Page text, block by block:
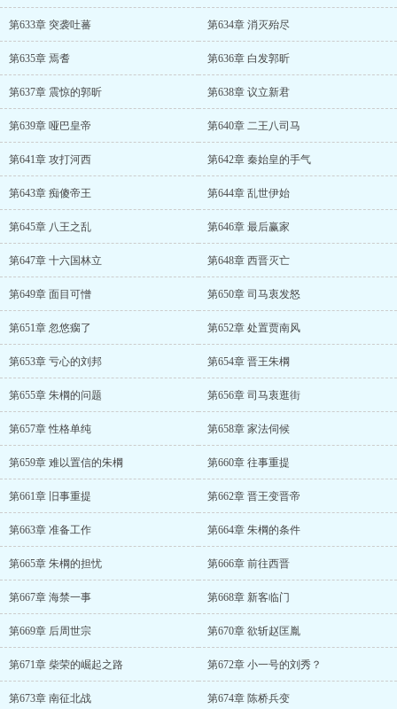
第633章 突袭吐蕃 第634章 消灭殆尽
第635章 焉耆 第636章 白发郭昕
第637章 震惊的郭昕 第638章 议立新君
第639章 哑巴皇帝 第640章 二王八司马
第641章 攻打河西 第642章 秦始皇的手气
第643章 痴傻帝王 第644章 乱世伊始
第645章 八王之乱 第646章 最后赢家
第647章 十六国林立 第648章 西晋灭亡
第649章 面目可憎 第650章 司马衷发怒
第651章 忽悠瘸了 第652章 处置贾南风
第653章 亏心的刘邦 第654章 晋王朱棡
第655章 朱棡的问题 第656章 司马衷逛街
第657章 性格单纯 第658章 家法伺候
第659章 难以置信的朱棡 第660章 往事重提
第661章 旧事重提 第662章 晋王变晋帝
第663章 准备工作 第664章 朱棡的条件
第665章 朱棡的担忧 第666章 前往西晋
第667章 海禁一事 第668章 新客临门
第669章 后周世宗 第670章 欲斩赵匡胤
第671章 柴荣的崛起之路 第672章 小一号的刘秀？
第673章 南征北战 第674章 陈桥兵变